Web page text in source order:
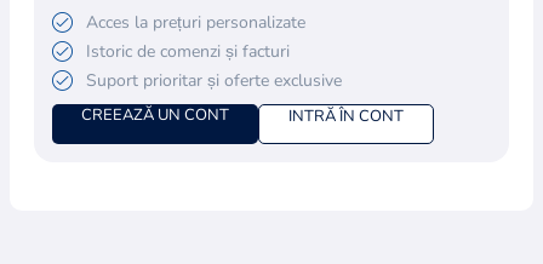
Acces la prețuri personalizate
Istoric de comenzi și facturi
Suport prioritar și oferte exclusive
CREEAZĂ UN CONT INTRĂ ÎN CONT